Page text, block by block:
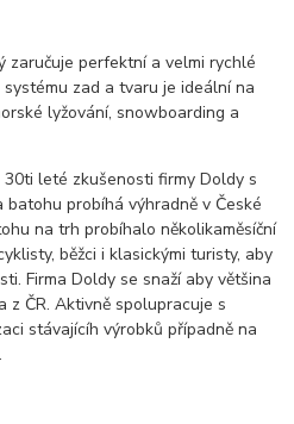
zaručuje perfektní a velmi rychlé
zad a tvaru je ideální na
lyžování, snowboarding a
leté zkušenosti firmy Doldy s
probíhá výhradně v České
na trh probíhalo několikaměsíční
běžci i klasickými turisty, aby
Firma Doldy se snaží aby většina
ČR. Aktivně spolupracuje s
stávajícíh výrobků případně na